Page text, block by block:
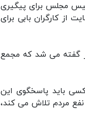
مجلس برای پیگیری
از کارگران بابی برای
گفته می شد که مجمع
تومان رسیده است، چه کسی باید پاسخگوی این
مردم تلاش می کند،